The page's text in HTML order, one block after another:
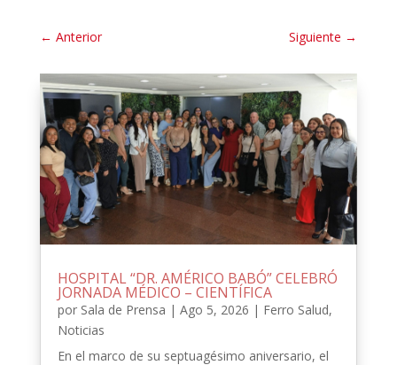
← Anterior Siguiente →
HOSPITAL “DR. AMÉRICO BABÓ” CELEBRÓ
JORNADA MÉDICO – CIENTÍFICA
por Sala de Prensa | Ago 5, 2026 | Ferro Salud,
Noticias
En el marco de su septuagésimo aniversario, el